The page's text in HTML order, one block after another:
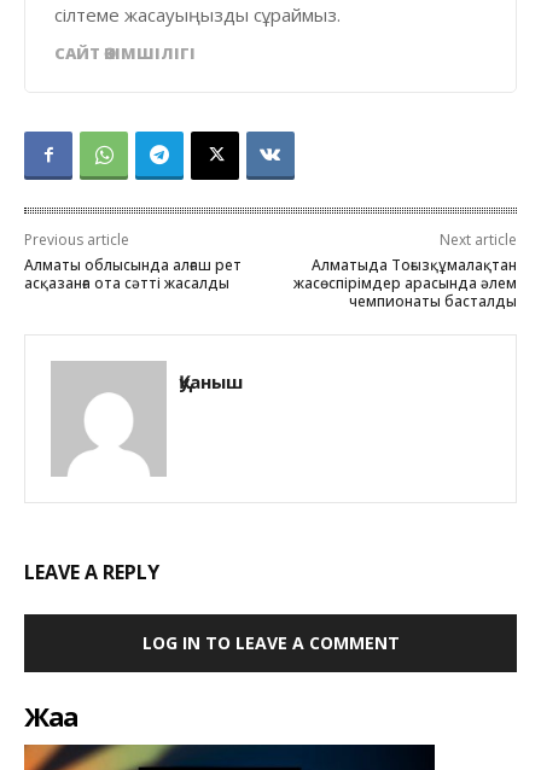
сілтеме жасауыңызды сұраймыз.
САЙТ ӘКІМШІЛІГІ
Previous article
Алматы облысында алғаш рет
асқазанға ота сәтті жасалды
Next article
Алматыда Тоғызқұмалақтан
жасөспірімдер арасында әлем
чемпионаты басталды
Қуаныш
LEAVE A REPLY
LOG IN TO LEAVE A COMMENT
Жаңа